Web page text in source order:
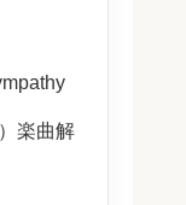
楽曲解